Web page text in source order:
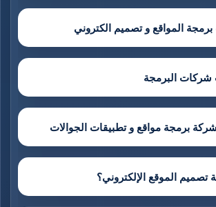
المواقع و تصميم الكتروني
شركات البرمجة
برمجة مواقع و تطبيقات الجوالات
تصميم الموقع الإلكتروني؟